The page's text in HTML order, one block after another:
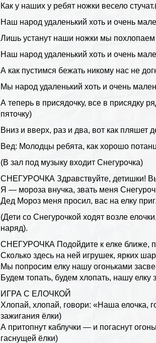
Как у наших у ребят ножки весело
Наш народ удаленький хоть и очень
Лишь устанут наши ножки мы
Наш народ удаленький хоть и очень
А как пустимся бежать никому нас не
Мы народ удаленький хоть и очень
А теперь в присядочку, все в присядку
пяточку)
Вниз и вверх, раз и два, вот как пляшет
Вед: Молодцы ребята, как хорошо
(В зал под музыку входит Снегурочка)
СНЕГУРОЧКА Здравствуйте, детишки!
Я — мороза внучка, звать меня
Дед Мороз меня просил, вас на елку
(Дети со Снегурочкой ходят возле
наряд).
СНЕГУРОЧКА Подойдите к елке ближе,
Сколько здесь на ней игрушек, ярких
Мы попросим елку нашу огоньками
Будем топать, будем хлопать, нашу елку
ИГРА С ЕЛОЧКОЙ
Хлопай, хлопай, говори: «Наша елочка,
зажигания ёлки)
А притопнут каблучки — и погаснут
гаснущей ёлки)